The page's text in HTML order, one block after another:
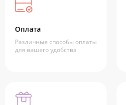
Оплата
Различные способы оплаты
для вашего удобства